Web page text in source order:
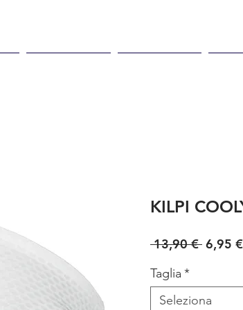
KILPI
13,90 € Prezzo
6,95 €
Taglia *
Seleziona